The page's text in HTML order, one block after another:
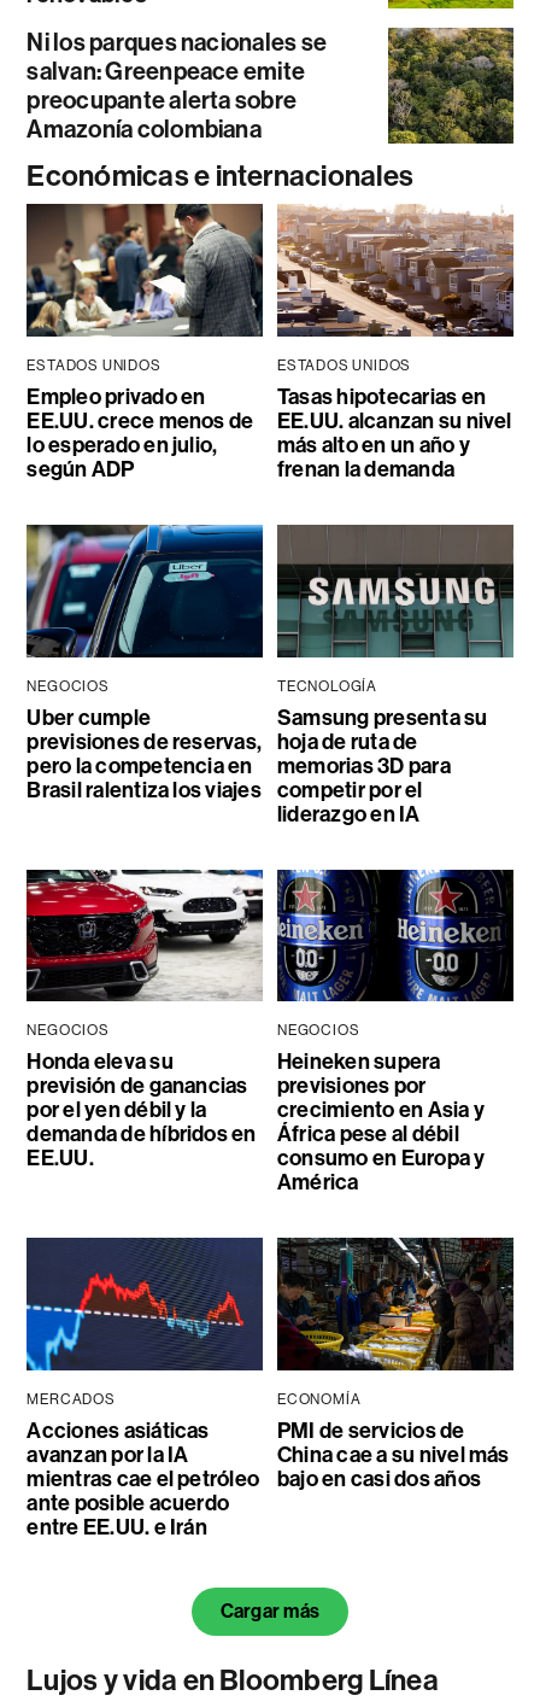
Ni los parques nacionales se
salvan: Greenpeace emite
preocupante alerta sobre
Amazonía colombiana
Económicas e internacionales
ESTADOS UNIDOS
Empleo privado en
EE.UU. crece menos de
lo esperado en julio,
según ADP
ESTADOS UNIDOS
Tasas hipotecarias en
EE.UU. alcanzan su nivel
más alto en un año y
frenan la demanda
NEGOCIOS
Uber cumple
previsiones de reservas,
pero la competencia en
Brasil ralentiza los viajes
TECNOLOGÍA
Samsung presenta su
hoja de ruta de
memorias 3D para
competir por el
liderazgo en IA
NEGOCIOS
Honda eleva su
previsión de ganancias
por el yen débil y la
demanda de híbridos en
EE.UU.
NEGOCIOS
Heineken supera
previsiones por
crecimiento en Asia y
África pese al débil
consumo en Europa y
América
MERCADOS
Acciones asiáticas
avanzan por la IA
mientras cae el petróleo
ante posible acuerdo
entre EE.UU. e Irán
ECONOMÍA
PMI de servicios de
China cae a su nivel más
bajo en casi dos años
Cargar más
Lujos y vida en Bloomberg Línea